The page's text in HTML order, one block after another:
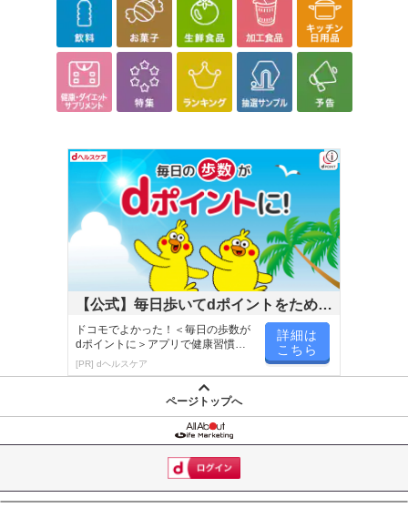
※本商品は沖縄・離島へのお届けはできませんので、ご了承くださ
【商品説明】
脱衣所やキッチン、小さなお部屋におすすめのサーキュライトで
羽根が逆回転して空気の循環を促す「換気モード」搭載モデル。
※画像はイメージです。
※お届け商品は【[調光調色 (メガシリーズ)/引掛けタイプ] ドウシシ
ャ/サーキュライト (風量5段階)/DSLH10MCWH】となります。
【商品仕様】
■電源：AC100V 50/60Hz
・LED部分：(約) 16W(強時)
・ファン部分：(約) 8W(風量最大時)
■外形寸法：(約) 直径240mm × 237mm
■器具光束：(約) 1,520lm(ルーメン、最大)
■重量：(約) 640g
■推奨使用周囲温度：5℃～35℃
・LED部分：LED 5段階調節、調色3色(電球色・昼白色・昼光色)
【公式】毎日歩いてdポイントをためよ
う！
ドコモでよかった！＜毎日の歩数が
dポイントに＞アプリで健康習慣が
楽しく続く！
[PR] dヘルスケア
詳細は
こちら
ページトップへ